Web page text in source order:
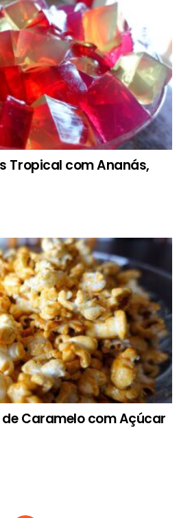
Tropical com Ananás,
Caramelo com Açúcar